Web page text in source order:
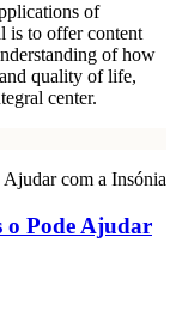
of
is to offer content
of how
quality of life,
center.
o Pode Ajudar